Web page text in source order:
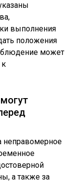
выполнения
положения
может
к
неправомерное
а также за